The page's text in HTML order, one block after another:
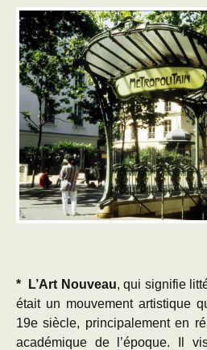
* L’Art Nouveau, qui signifie
était un mouvement artistique
19e siècle, principalement en
académique de l’époque. Il